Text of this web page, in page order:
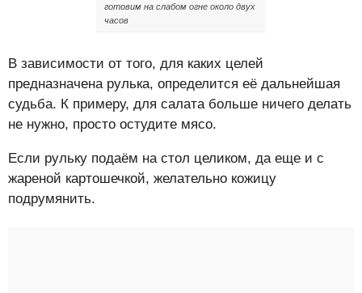
готовим на слабом огне около двух
часов
В зависимости от того, для каких целей
предназначена рулька, определится её дальнейшая
судьба. К примеру, для салата больше ничего делать
не нужно, просто остудите мясо.
Если рульку подаём на стол целиком, да еще и с
жареной картошечкой, желательно кожицу
подрумянить.